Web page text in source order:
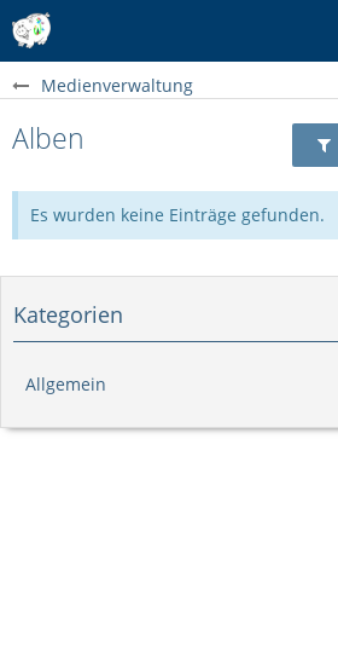
Medienverwaltung
Alben
Es wurden keine Einträge gefunden.
Kategorien
Allgemein